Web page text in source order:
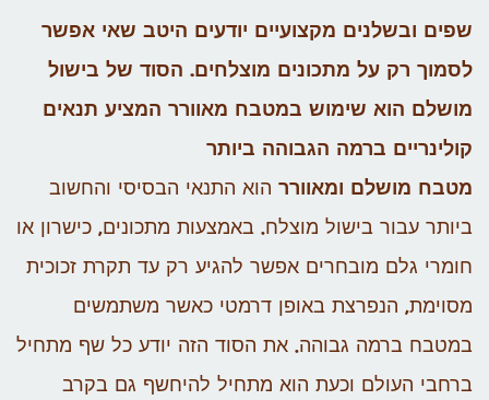
שפים ובשלנים מקצועיים יודעים היטב שאי אפשר
לסמוך רק על מתכונים מוצלחים. הסוד של בישול
מושלם הוא שימוש במטבח מאוורר המציע תנאים
קולינריים ברמה הגבוהה ביותר
מטבח מושלם ומאוורר הוא התנאי הבסיסי והחשוב
ביותר עבור בישול מוצלח. באמצעות מתכונים, כישרון או
חומרי גלם מובחרים אפשר להגיע רק עד תקרת זכוכית
מסוימת, הנפרצת באופן דרמטי כאשר משתמשים
במטבח ברמה גבוהה. את הסוד הזה יודע כל שף מתחיל
ברחבי העולם וכעת הוא מתחיל להיחשף גם בקרב